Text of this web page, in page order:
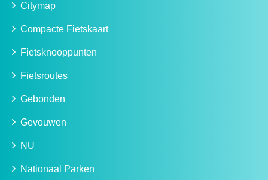
Citymap
Compacte Fietskaart
Fietsknooppunten
Fietsroutes
Gebonden
Gevouwen
NU
Nationaal Parken